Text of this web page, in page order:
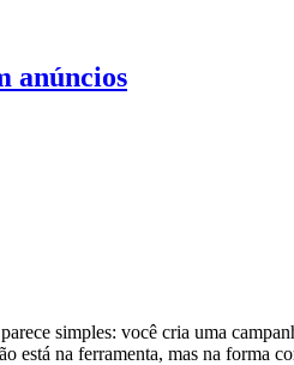
anúncios
simples: você cria uma
está na ferramenta, mas na